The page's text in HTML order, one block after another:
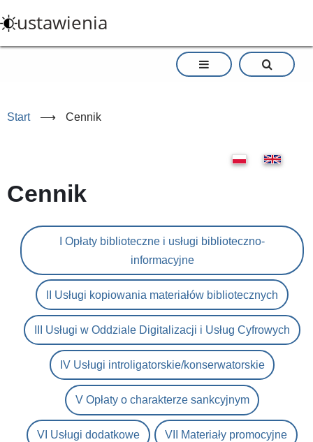
do
treści
ustawienia
Start ⟶ Cennik
Cennik
I Opłaty biblioteczne i usługi biblioteczno-
informacyjne
II Usługi kopiowania materiałów bibliotecznych
III Usługi w Oddziale Digitalizacji i Usług Cyfrowych
IV Usługi introligatorskie/konserwatorskie
V Opłaty o charakterze sankcyjnym
VI Usługi dodatkowe VII Materiały promocyjne